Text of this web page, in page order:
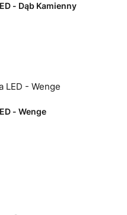
- Dąb Kamienny
- Wenge